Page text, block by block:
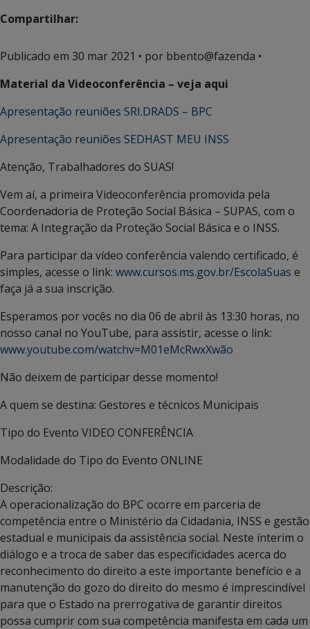
Compartilhar:
Publicado em 30 mar 2021 • por bbento@fazenda •
Material da Videoconferência – veja aqui
Apresentação reuniões SRI.DRADS – BPC
Apresentação reuniões SEDHAST MEU INSS
Atenção, Trabalhadores do SUAS!
Vem aí, a primeira Videoconferência promovida pela
Coordenadoria de Proteção Social Básica – SUPAS, com o
tema: A Integração da Proteção Social Básica e o INSS.
Para participar da vídeo conferência valendo certificado, é
simples, acesse o link: www.cursos.ms.gov.br/EscolaSuas e
faça já a sua inscrição.
Esperamos por vocês no dia 06 de abril às 13:30 horas, no
nosso canal no YouTube, para assistir, acesse o link:
www.youtube.com/watchv=M01eMcRwxXwão
Não deixem de participar desse momento!
A quem se destina: Gestores e técnicos Municipais
Tipo do Evento VIDEO CONFERÊNCIA
Modalidade do Tipo do Evento ONLINE
Descrição:
A operacionalização do BPC ocorre em parceria de
competência entre o Ministério da Cidadania, INSS e gestão
estadual e municipais da assistência social. Neste ínterim o
diálogo e a troca de saber das especificidades acerca do
reconhecimento do direito a este importante benefício e a
manutenção do gozo do direito do mesmo é imprescindível
para que o Estado na prerrogativa de garantir direitos
possa cumprir com sua competência manifesta em cada um